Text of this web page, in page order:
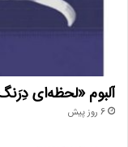
آلبوم «لحظه‌ای
6 روز پیش